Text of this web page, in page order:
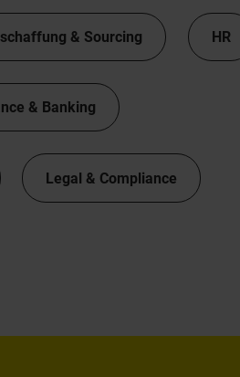
& Sourcing HR
& Banking
Legal & Compliance